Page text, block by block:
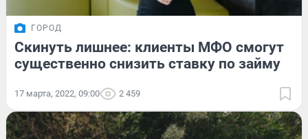
ГОРОД
Скинуть лишнее: клиенты МФО смогут
существенно снизить ставку по займу
17 марта, 2022, 09:00 2 459